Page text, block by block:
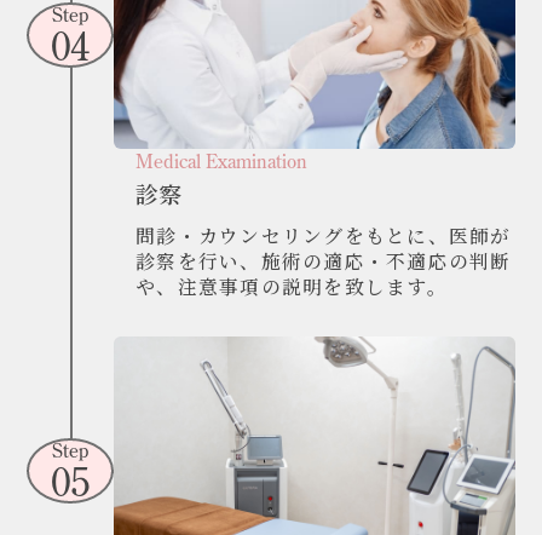
Step
04
Medical Examination
診察
問診・カウンセリングをもとに、医師が
診察を行い、施術の適応・不適応の判断
や、注意事項の説明を致します。
Step
05